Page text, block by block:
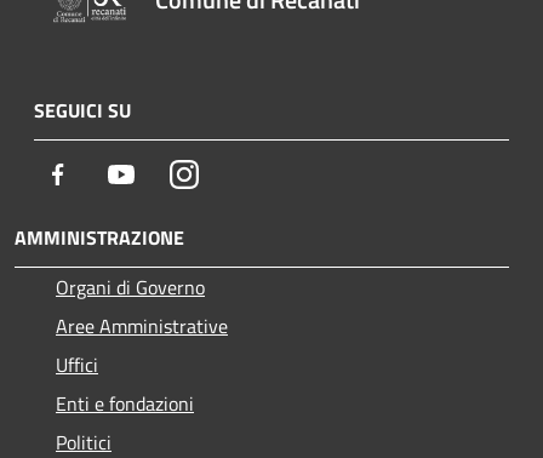
SEGUICI SU
Facebook YoutubeInstagram
AMMINISTRAZIONE
Organi di Governo
Aree Amministrative
Uffici
Enti e fondazioni
Politici